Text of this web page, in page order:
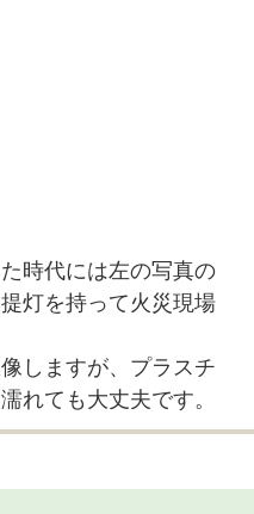
時代には左の写真の
灯を持って火災現場
しますが、プラスチ
れても大丈夫です。